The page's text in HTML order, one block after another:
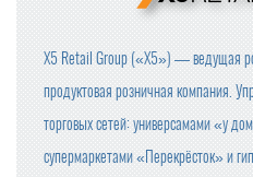
X5 Retail Group («Х5») — ведущая
продуктовая розничная компания.
торговых сетей: универсамами «у
супермаркетами «Перекрёсток» и